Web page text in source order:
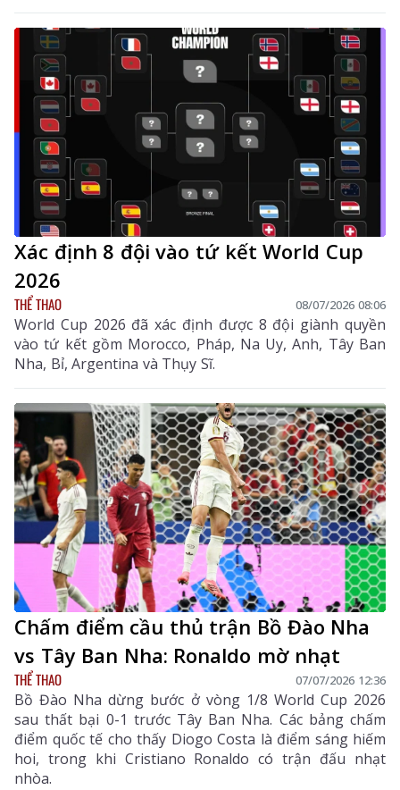
Xác định 8 đội vào tứ kết World Cup
2026
THỂ THAO 08/07/2026 08:06
World Cup 2026 đã xác định được 8 đội giành quyền
vào tứ kết gồm Morocco, Pháp, Na Uy, Anh, Tây Ban
Nha, Bỉ, Argentina và Thụy Sĩ.
Chấm điểm cầu thủ trận Bồ Đào Nha
vs Tây Ban Nha: Ronaldo mờ nhạt
THỂ THAO 07/07/2026 12:36
Bồ Đào Nha dừng bước ở vòng 1/8 World Cup 2026
sau thất bại 0-1 trước Tây Ban Nha. Các bảng chấm
điểm quốc tế cho thấy Diogo Costa là điểm sáng hiếm
hoi, trong khi Cristiano Ronaldo có trận đấu nhạt
nhòa.